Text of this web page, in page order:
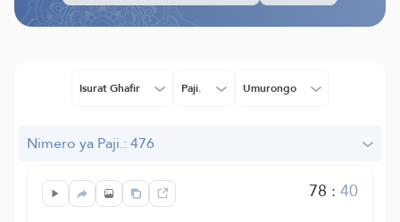
Isurat Ghafir Paji. Umurongo
Nimero ya Paji.: 476
78 :40